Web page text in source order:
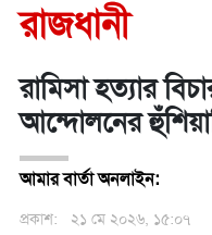
রাজধানী
রামিসা হত্যার
আন্দোলনের
আমার বার্তা অনলাইন:
প্রকাশ: ২১ মে ২০২৬, ১৫:০৭